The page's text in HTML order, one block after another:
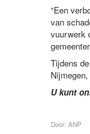
“Een
van
vuurwerk
Tijdens
U kunt
Door: ANP